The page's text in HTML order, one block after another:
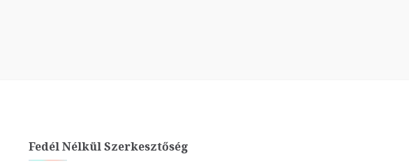
Fedél Nélkül Szerkesztőség